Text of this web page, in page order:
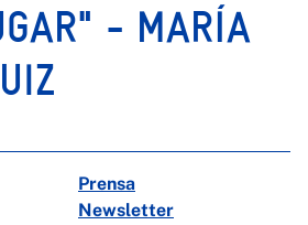
- MARÍA
Prensa
Newsletter